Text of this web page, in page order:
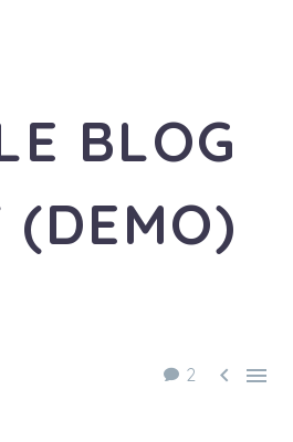
BLOG
(DEMO)
2  